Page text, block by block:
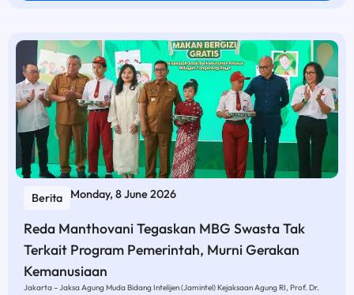
Berita Monday, 8 June 2026
Reda Manthovani Tegaskan MBG Swasta Tak
Terkait Program Pemerintah, Murni Gerakan
Kemanusiaan
Jakarta – Jaksa Agung Muda Bidang Intelijen (Jamintel) Kejaksaan Agung RI, Prof. Dr.